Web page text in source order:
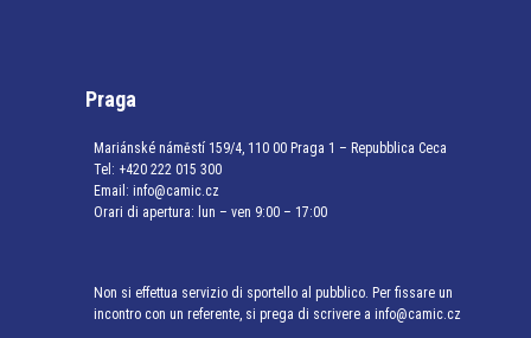
Praga
Mariánské náměstí 159/4, 110 00 Praga 1 – Repubblica Ceca
Tel: +420 222 015 300
Email: info@camic.cz
Orari di apertura: lun – ven 9:00 – 17:00
Non si effettua servizio di sportello al pubblico. Per fissare un
incontro con un referente, si prega di scrivere a info@camic.cz